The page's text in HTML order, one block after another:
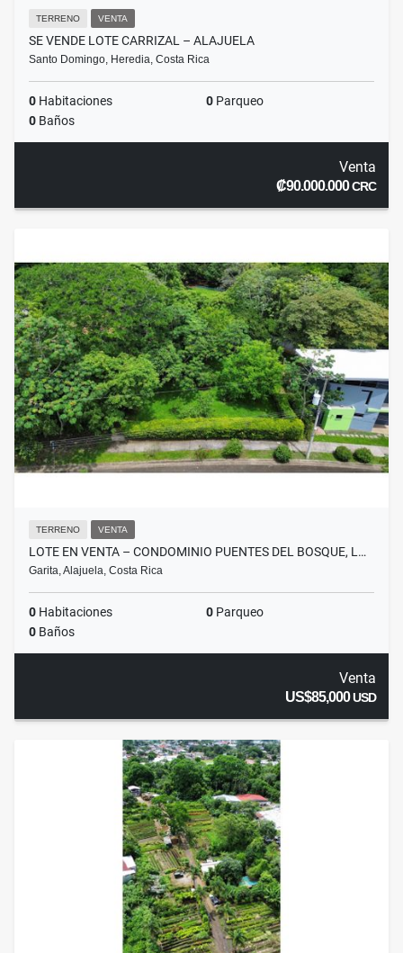
TERRENO VENTA
SE VENDE LOTE CARRIZAL – ALAJUELA
Santo Domingo, Heredia, Costa Rica
0 Habitaciones 0 Parqueo
0 Baños
Venta
₡90.000.000CRC
TERRENO VENTA
LOTE EN VENTA – CONDOMINIO PUENTES DEL BOSQUE, L…
Garita, Alajuela, Costa Rica
0 Habitaciones 0 Parqueo
0 Baños
Venta
US$85,000USD